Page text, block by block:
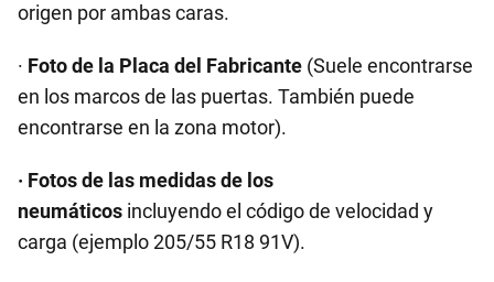
origen por ambas caras.
· Foto de la Placa del Fabricante (Suele encontrarse
en los marcos de las puertas. También puede
encontrarse en la zona motor).
· Fotos de las medidas de los
neumáticos incluyendo el código de velocidad y
carga (ejemplo 205/55 R18 91V).